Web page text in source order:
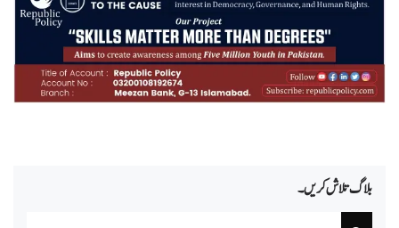
بلاگ تلاش کریں۔